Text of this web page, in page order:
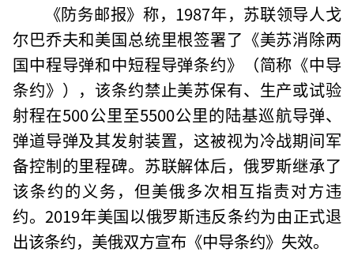
《防务邮报》称，1987年，苏联领导人戈
尔巴乔夫和美国总统里根签署了《美苏消除两
国中程导弹和中短程导弹条约》（简称《中导
条约》），该条约禁止美苏保有、生产或试验
射程在500公里至5500公里的陆基巡航导弹、
弹道导弹及其发射装置，这被视为冷战期间军
备控制的里程碑。苏联解体后，俄罗斯继承了
该条约的义务，但美俄多次相互指责对方违
约。2019年美国以俄罗斯违反条约为由正式退
出该条约，美俄双方宣布《中导条约》失效。